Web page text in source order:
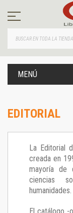
contenido
MENÚ
EDITORIAL
La Editorial
creada en
mayoría de
ciencias
humanidades.